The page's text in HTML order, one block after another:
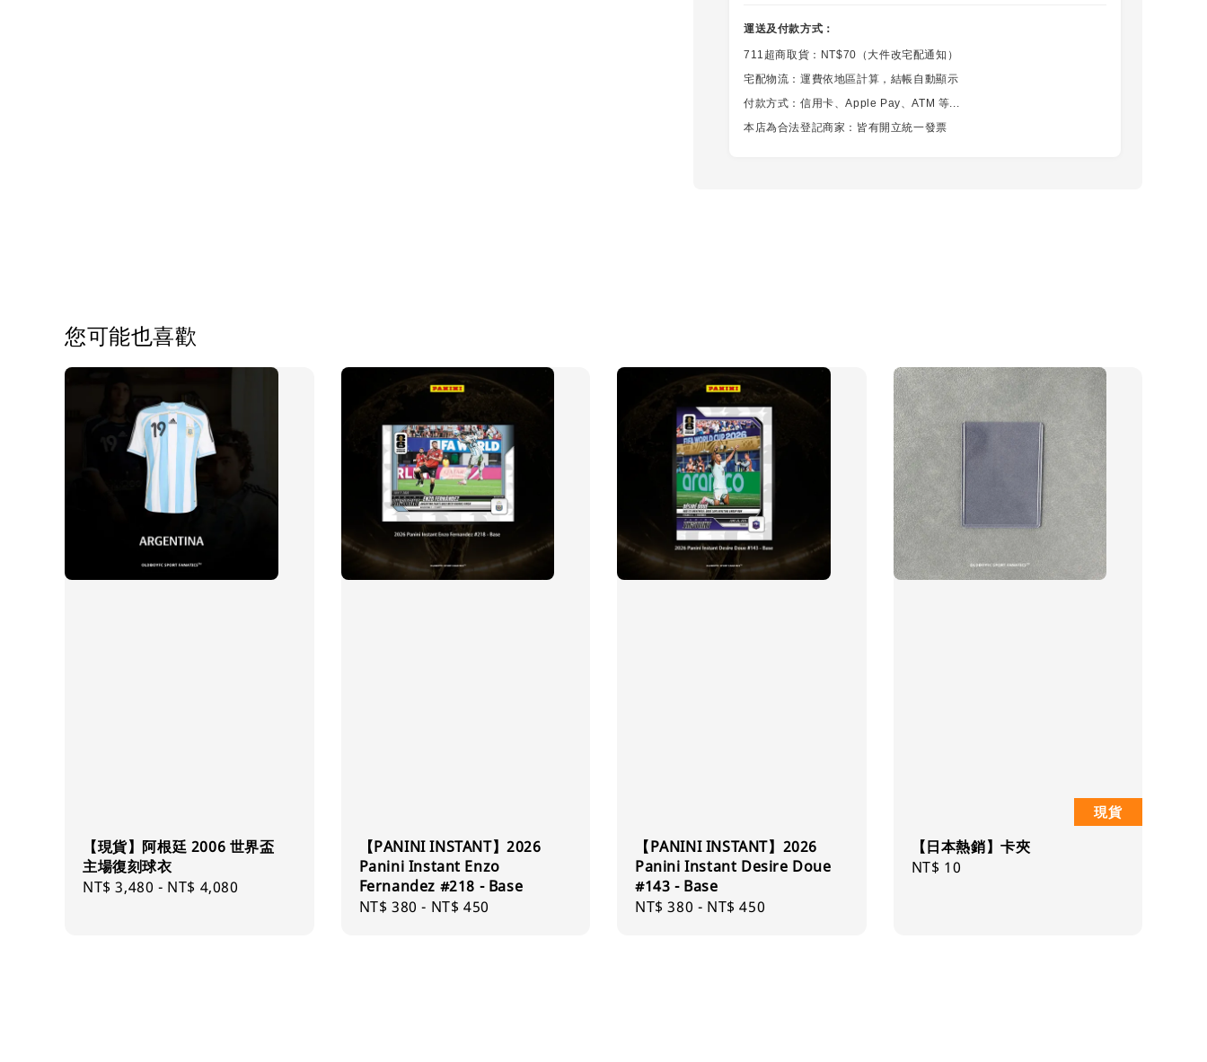
運送及付款方式：
711超商取貨：NT$70（大件改宅配通知）
宅配物流：運費依地區計算，結帳自動顯示
付款方式：信用卡、Apple Pay、ATM 等...
本店為合法登記商家：皆有開立統一發票
您可能也喜歡
【現貨】阿根廷 2006 世界盃
主場復刻球衣
Regular
NT$ 3,480 - NT$ 4,080
【PANINI INSTANT】2026
Panini Instant Enzo
Fernandez #218 - Base
Regular
NT$ 380 - NT$ 450
【PANINI INSTANT】2026
Panini Instant Desire Doue
#143 - Base
Regular
NT$ 380 - NT$ 450
現貨
【日本熱銷】卡夾
Regular
NT$ 10